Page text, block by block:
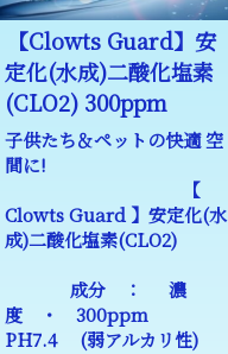
【Clowts Guard】安
定化(水成)二酸化塩素
(CLO2) 300ppm
子供たち＆ペットの快適 空
間に!
【
Clowts Guard 】安定化(水
成)二酸化塩素(CLO2)
成分 ： 濃
度 ・ 300ppm
PH7.4 (弱アルカリ性)